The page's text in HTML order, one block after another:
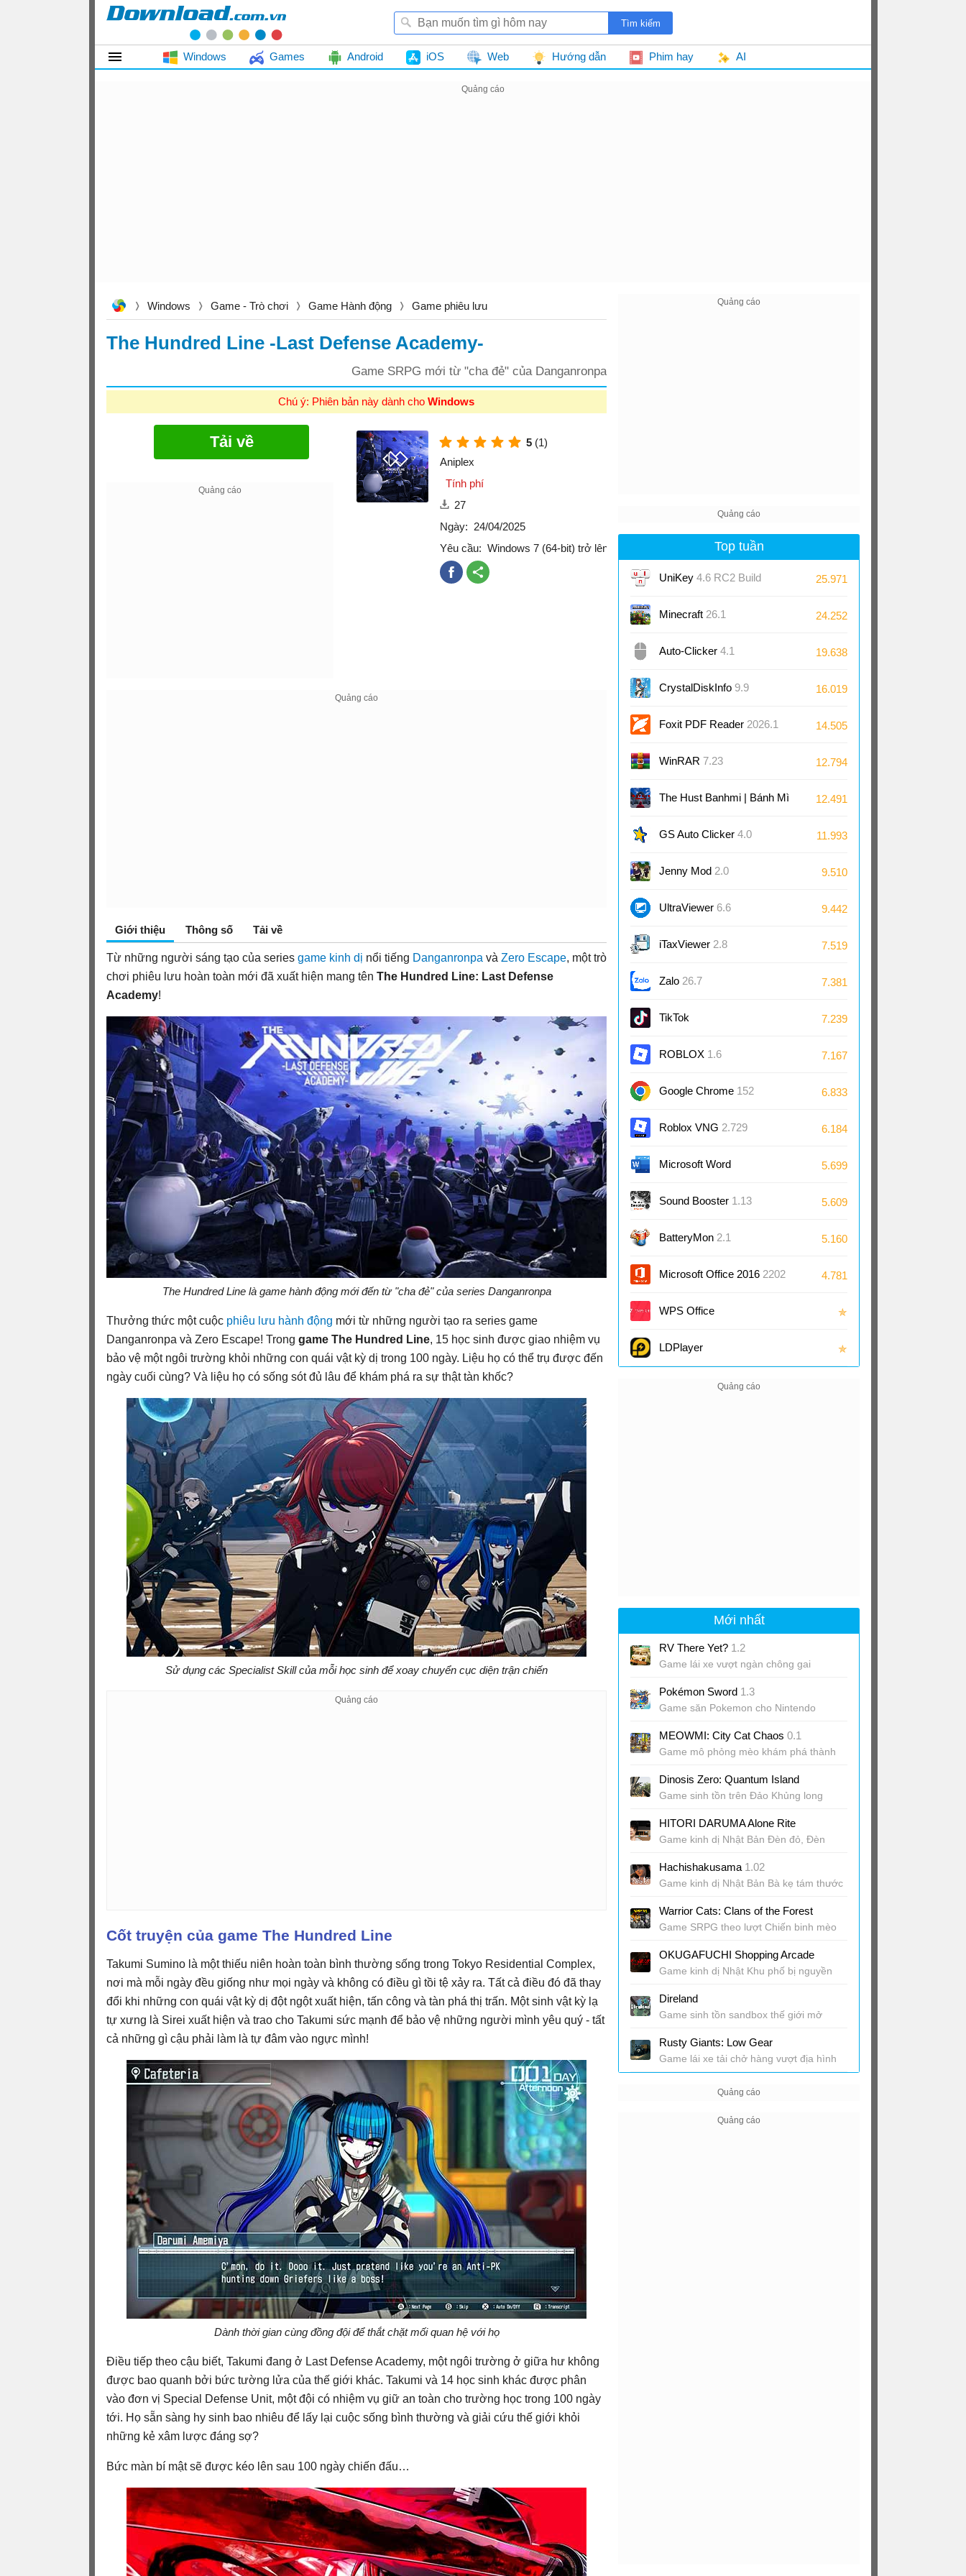
Windows Games Android iOS Web Hướng dẫn Phim hay AI
Windows Game - Trò chơi Game Hành động Game phiêu lưu
The Hundred Line -Last Defense Academy-
Game SRPG mới từ "cha đẻ" của Danganronpa
Chú ý: Phiên bản này dành cho Windows
Tải về 5 (1)
Aniplex
Tính phí
27
Ngày: 24/04/2025
Yêu cầu: Windows 7 (64-bit) trở lên
Giới thiệu Thông số Tải về
Từ những người sáng tạo của series game kinh dị nổi tiếng Danganronpa và Zero Escape, một trò
chơi phiêu lưu hoàn toàn mới đã xuất hiện mang tên The Hundred Line: Last Defense
Academy!
The Hundred Line là game hành động mới đến từ "cha đẻ" của series Danganronpa
Thưởng thức một cuộc phiêu lưu hành động mới từ những người tạo ra series game
Danganronpa và Zero Escape! Trong game The Hundred Line, 15 học sinh được giao nhiệm vụ
bảo vệ một ngôi trường khỏi những con quái vật kỳ dị trong 100 ngày. Liệu họ có thể trụ được đến
ngày cuối cùng? Và liệu họ có sống sót đủ lâu để khám phá ra sự thật tàn khốc?
Sử dụng các Specialist Skill của mỗi học sinh để xoay chuyển cục diện trận chiến
Cốt truyện của game The Hundred Line
Takumi Sumino là một thiếu niên hoàn toàn bình thường sống trong Tokyo Residential Complex,
nơi mà mỗi ngày đều giống như mọi ngày và không có điều gì tồi tệ xảy ra. Tất cả điều đó đã thay
đổi khi những con quái vật kỳ dị đột ngột xuất hiện, tấn công và tàn phá thị trấn. Một sinh vật kỳ lạ
tự xưng là Sirei xuất hiện và trao cho Takumi sức mạnh để bảo vệ những người mình yêu quý - tất
cả những gì cậu phải làm là tự đâm vào ngực mình!
Dành thời gian cùng đồng đội để thắt chặt mối quan hệ với họ
Điều tiếp theo cậu biết, Takumi đang ở Last Defense Academy, một ngôi trường ở giữa hư không
được bao quanh bởi bức tường lửa của thế giới khác. Takumi và 14 học sinh khác được phân
vào đơn vị Special Defense Unit, một đội có nhiệm vụ giữ an toàn cho trường học trong 100 ngày
tới. Họ sẵn sàng hy sinh bao nhiêu để lấy lại cuộc sống bình thường và giải cứu thế giới khỏi
những kẻ xâm lược đáng sợ?
Bức màn bí mật sẽ được kéo lên sau 100 ngày chiến đấu…
Top tuần
UniKey 4.6 RC2 Build
230919
25.971
Minecraft 26.1 24.252
Auto-Clicker 4.1 19.638
CrystalDiskInfo 9.9 16.019
Foxit PDF Reader 2026.1 14.505
WinRAR 7.23 12.794
The Hust Banhmi | Bánh Mì
Bách Khoa
12.491
GS Auto Clicker 4.0 11.993
Jenny Mod 2.0 9.510
UltraViewer 6.6 9.442
iTaxViewer 2.8 7.519
Zalo 26.7 7.381
TikTok 7.239
ROBLOX 1.6 7.167
Google Chrome 152 6.833
Roblox VNG 2.729 6.184
Microsoft Word
2024/2021/2019/2016
5.699
Sound Booster 1.13 5.609
BatteryMon 2.1 5.160
Microsoft Office 2016 2202
(16.0
4.781
WPS Office ✯
LDPlayer ✯
Mới nhất
RV There Yet? 1.2
Game lái xe vượt ngàn chông gai
Pokémon Sword 1.3
Game săn Pokemon cho Nintendo
MEOWMI: City Cat Chaos 0.1
Game mô phỏng mèo khám phá thành
Dinosis Zero: Quantum Island
Game sinh tồn trên Đảo Khủng long
HITORI DARUMA Alone Rite
Game kinh dị Nhật Bản Đèn đỏ, Đèn
Hachishakusama 1.02
Game kinh dị Nhật Bản Bà kẹ tám thước
Warrior Cats: Clans of the Forest
Game SRPG theo lượt Chiến binh mèo
OKUGAFUCHI Shopping Arcade
Game kinh dị Nhật Khu phố bị nguyền
Direland
Game sinh tồn sandbox thế giới mở
Rusty Giants: Low Gear
Game lái xe tải chở hàng vượt địa hình
khắc nghiệt